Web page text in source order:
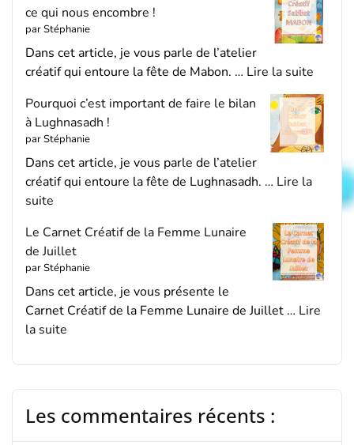
ce qui nous encombre !
par Stéphanie
Dans cet article, je vous parle de l’atelier
créatif qui entoure la fête de Mabon. … Lire la suite
Pourquoi c’est important de faire le bilan
à Lughnasadh !
par Stéphanie
Dans cet article, je vous parle de l’atelier
créatif qui entoure la fête de Lughnasadh. … Lire la
suite
Le Carnet Créatif de la Femme Lunaire
de Juillet
par Stéphanie
Dans cet article, je vous présente le
Carnet Créatif de la Femme Lunaire de Juillet … Lire
la suite
Les commentaires récents :